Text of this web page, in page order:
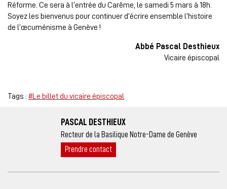
Réforme. Ce sera à l’entrée du Carême, le samedi 5 mars à 18h.
Soyez les bienvenus pour continuer d’écrire ensemble l’histoire
de l’œcuménisme à Genève !
Abbé Pascal Desthieux
Vicaire épiscopal
Tags : #Le billet du vicaire épiscopal
PASCAL DESTHIEUX
Recteur de la Basilique Notre-Dame de Genève
Prendre contact